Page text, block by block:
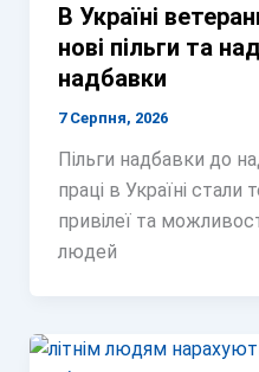
В Україні
нові пільги та
надбавки
7 Серпня, 2026
Пільги надбавки до
праці в Україні
привілеї та
людей